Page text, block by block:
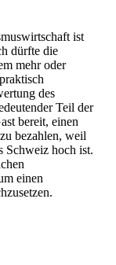
ist
dürfte die
mehr oder
des
Teil der
bereit, einen
bezahlen, weil
Schweiz hoch ist.
einen